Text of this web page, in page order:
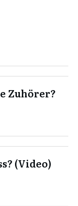
Zuhörer?
(Video)